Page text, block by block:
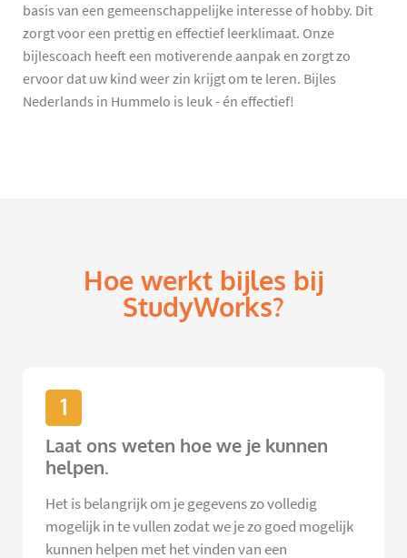
basis van een gemeenschappelijke interesse of hobby. Dit
zorgt voor een prettig en effectief leerklimaat. Onze
bijlescoach heeft een motiverende aanpak en zorgt zo
ervoor dat uw kind weer zin krijgt om te leren. Bijles
Nederlands in Hummelo is leuk - én effectief!
Hoe werkt bijles bij
StudyWorks?
1
Laat ons weten hoe we je kunnen
helpen.
Het is belangrijk om je gegevens zo volledig
mogelijk in te vullen zodat we je zo goed mogelijk
kunnen helpen met het vinden van een